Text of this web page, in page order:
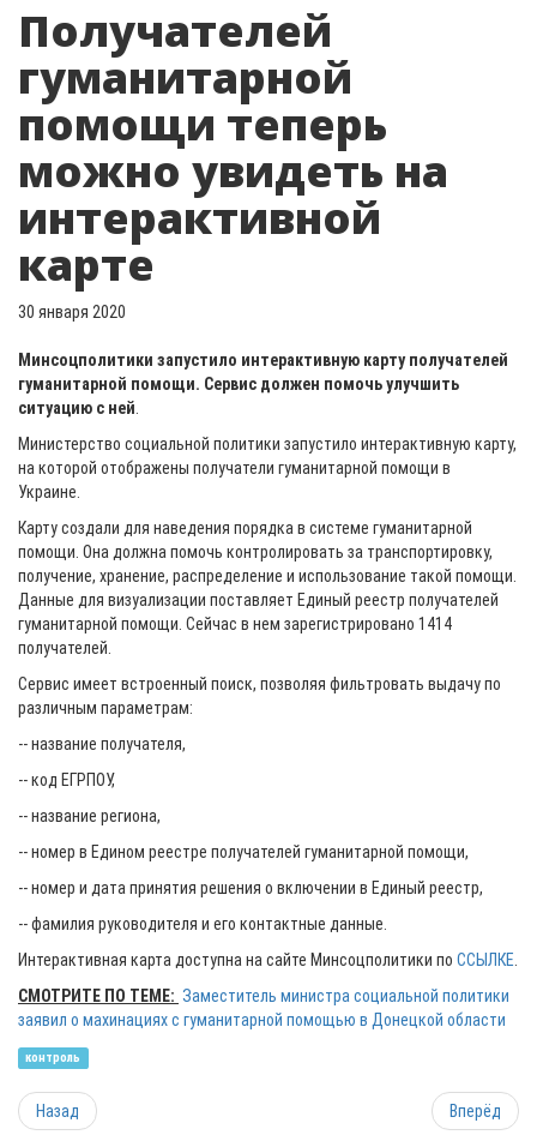
Получателей
гуманитарной
помощи теперь
можно увидеть на
интерактивной
карте
30 января 2020
Минсоцполитики запустило интерактивную карту получателей
гуманитарной помощи. Сервис должен помочь улучшить
ситуацию с ней
Министерство социальной политики запустило интерактивную карту,
на которой отображены получатели гуманитарной помощи в
Украине.
Карту создали для наведения порядка в системе гуманитарной
помощи. Она должна помочь контролировать за транспортировку,
получение, хранение, распределение и использование такой помощи.
Данные для визуализации поставляет Единый реестр получателей
гуманитарной помощи. Сейчас в нем зарегистрировано 1414
получателей.
Сервис имеет встроенный поиск, позволяя фильтровать выдачу по
различным параметрам:
-- название получателя,
-- код ЕГРПОУ,
-- название региона,
-- номер в Едином реестре получателей гуманитарной помощи,
-- номер и дата принятия решения о включении в Единый реестр,
-- фамилия руководителя и его контактные данные.
Интерактивная карта доступна на сайте Минсоцполитики по ССЫЛКЕ
СМОТРИТЕ ПО ТЕМЕ: Заместитель министра социальной политики
заявил о махинациях с гуманитарной помощью в Донецкой области
контроль
Назад Вперёд